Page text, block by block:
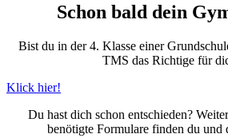
Schon bald dein
Bist du in der 4. Klasse einer
TMS das Richtige für
Klick hier!
Du hast dich schon entschieden?
benötigte Formulare finden du und